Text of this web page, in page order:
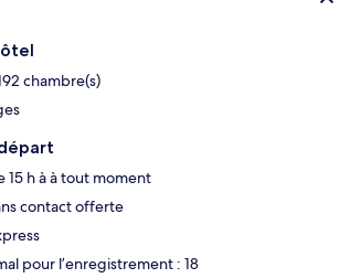
chambre(s)
15 h à à tout moment
contact offerte
pour l’enregistrement : 18